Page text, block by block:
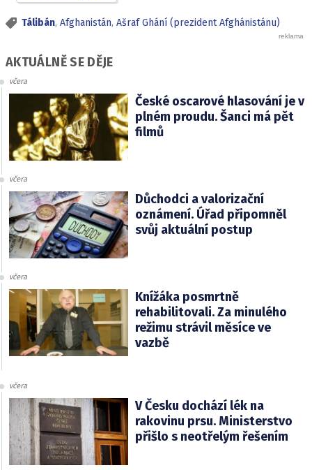
Tálibán, Afghanistán, Ašraf Ghání (prezident Afghánistánu)
AKTUÁLNĚ SE DĚJE
včera
České oscarové hlasování je v
plném proudu. Šanci má pět
filmů
včera
Důchodci a valorizační
oznámení. Úřad připomněl
svůj aktuální postup
včera
Knížáka posmrtně
rehabilitovali. Za minulého
režimu strávil měsíce ve
vazbě
včera
V Česku dochází lék na
rakovinu prsu. Ministerstvo
přišlo s neotřelým řešením